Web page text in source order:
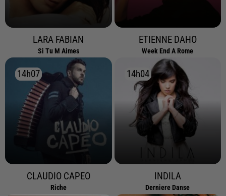
LARA FABIAN
Si Tu M Aimes
ETIENNE DAHO
Week End A Rome
14h07
14h07
CLAUDIO CAPEO
Riche
14h04
14h04
INDILA
Derniere Danse